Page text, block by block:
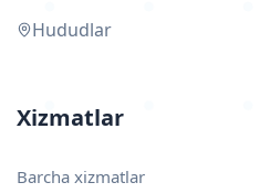
Hududlar
Xizmatlar
Barcha xizmatlar